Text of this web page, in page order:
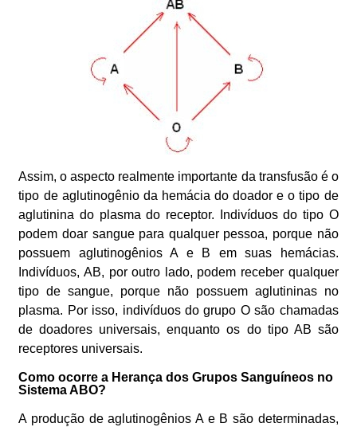
Assim, o aspecto realmente importante da transfusão é o
tipo de aglutinogênio da hemácia do doador e o tipo de
aglutinina do plasma do receptor. Indivíduos do tipo O
podem doar sangue para qualquer pessoa, porque não
possuem aglutinogênios A e B em suas hemácias.
Indivíduos, AB, por outro lado, podem receber qualquer
tipo de sangue, porque não possuem aglutininas no
plasma. Por isso, indivíduos do grupo O são chamadas
de doadores universais, enquanto os do tipo AB são
receptores universais.
Como ocorre a Herança dos Grupos Sanguíneos no
Sistema ABO?
A produção de aglutinogênios A e B são determinadas,